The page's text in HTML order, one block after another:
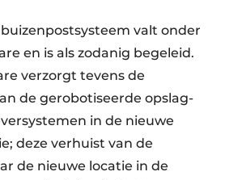
valt onder
en is als zodanig begeleid.
verzorgt tevens de
de gerobotiseerde opslag-
in de nieuwe
deze verhuist van de
de nieuwe locatie in de